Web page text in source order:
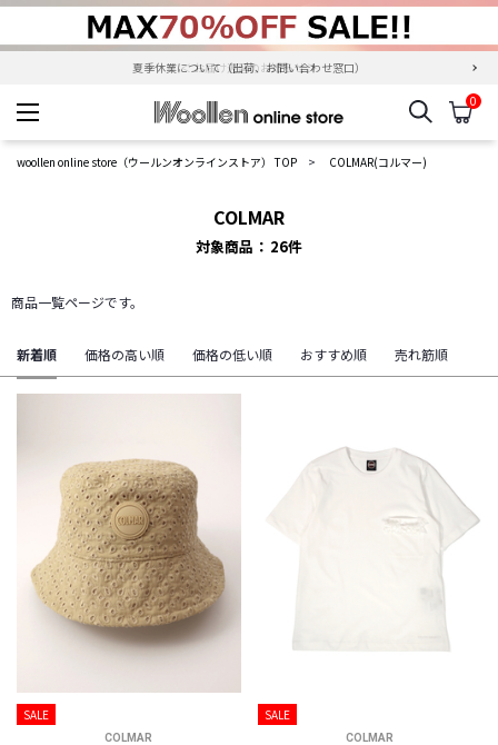
夏季休業について（出荷、お問い合わせ窓口）
woollen online store
検索 カ
0
woollen online store（ウールンオンラインストア） TOP COLMAR(コルマー)
COLMAR
対象商品 26件
商品一覧ページです。
新着順 価格の高い順 価格の低い順 おすすめ順 売れ筋順
SALE
COLMAR
SALE
COLMAR